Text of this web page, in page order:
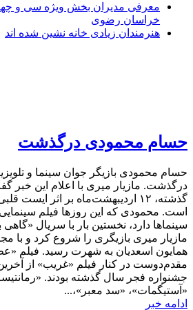
معرفی مدیران بخش ویژه سی و
خراسان رضوی
هنرمندان زیادی خانه نشین شده اند
حسام محمودی درگذشت
درگذشت. مازیار میری با اعلام این
گذشته، ۱۲ اردیبهشت‌ماه بر اثر
است. محمودی که این روزها فیلم
سینماها دارد، نخستین بار با سریال
مازیار میری بازیگری را شروع کرد و
همایون اسعدیان به شهرت رسید. فیلم
مقدم‌دوست در کنار فیلم «غریب» از آخرین
جشنواره فجر سال گذشته بودند.
«آستیگمات»، «سد معبر»،...
ادامه خبر